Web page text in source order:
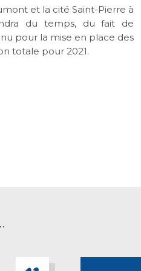
et la cité Saint-Pierre à
du temps, du fait de
pour la mise en place des
totale pour 2021.